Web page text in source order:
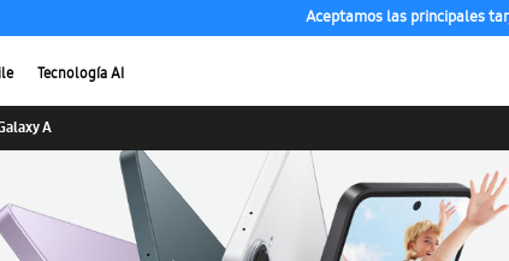
Aceptamos las principales
Tecnología AI
A